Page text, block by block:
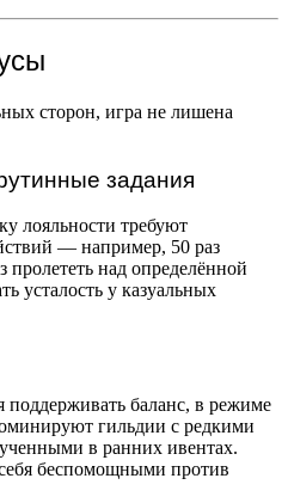
сторон, игра не лишена
задания
лояльности требуют
— например, 50 раз
пролететь над определённой
усталость у казуальных
поддерживать баланс, в режиме
гильдии с редкими
в ранних ивентах.
беспомощными против